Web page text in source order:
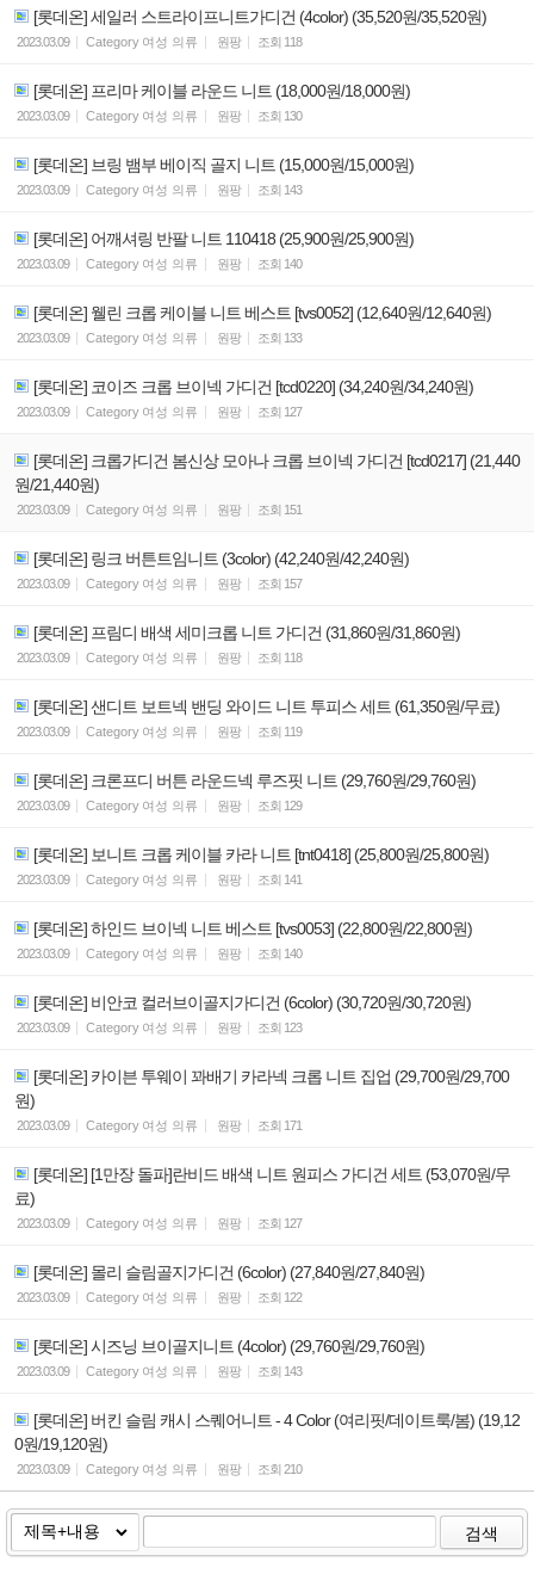
[롯데온] 세일러 스트라이프니트가디건 (4color) (35,520원/35,520원)
2023.03.09 Category 여성 의류 원팡 조회 118
[롯데온] 프리마 케이블 라운드 니트 (18,000원/18,000원)
2023.03.09 Category 여성 의류 원팡 조회 130
[롯데온] 브링 뱀부 베이직 골지 니트 (15,000원/15,000원)
2023.03.09 Category 여성 의류 원팡 조회 143
[롯데온] 어깨셔링 반팔 니트 110418 (25,900원/25,900원)
2023.03.09 Category 여성 의류 원팡 조회 140
[롯데온] 웰린 크롭 케이블 니트 베스트 [tvs0052] (12,640원/12,640원)
2023.03.09 Category 여성 의류 원팡 조회 133
[롯데온] 코이즈 크롭 브이넥 가디건 [tcd0220] (34,240원/34,240원)
2023.03.09 Category 여성 의류 원팡 조회 127
[롯데온] 크롭가디건 봄신상 모아나 크롭 브이넥 가디건 [tcd0217] (21,440
원/21,440원)
2023.03.09 Category 여성 의류 원팡 조회 151
[롯데온] 링크 버튼트임니트 (3color) (42,240원/42,240원)
2023.03.09 Category 여성 의류 원팡 조회 157
[롯데온] 프림디 배색 세미크롭 니트 가디건 (31,860원/31,860원)
2023.03.09 Category 여성 의류 원팡 조회 118
[롯데온] 샌디트 보트넥 밴딩 와이드 니트 투피스 세트 (61,350원/무료)
2023.03.09 Category 여성 의류 원팡 조회 119
[롯데온] 크론프디 버튼 라운드넥 루즈핏 니트 (29,760원/29,760원)
2023.03.09 Category 여성 의류 원팡 조회 129
[롯데온] 보니트 크롭 케이블 카라 니트 [tnt0418] (25,800원/25,800원)
2023.03.09 Category 여성 의류 원팡 조회 141
[롯데온] 하인드 브이넥 니트 베스트 [tvs0053] (22,800원/22,800원)
2023.03.09 Category 여성 의류 원팡 조회 140
[롯데온] 비안코 컬러브이골지가디건 (6color) (30,720원/30,720원)
2023.03.09 Category 여성 의류 원팡 조회 123
[롯데온] 카이븐 투웨이 꽈배기 카라넥 크롭 니트 집업 (29,700원/29,700
원)
2023.03.09 Category 여성 의류 원팡 조회 171
[롯데온] [1만장 돌파]란비드 배색 니트 원피스 가디건 세트 (53,070원/무
료)
2023.03.09 Category 여성 의류 원팡 조회 127
[롯데온] 몰리 슬림골지가디건 (6color) (27,840원/27,840원)
2023.03.09 Category 여성 의류 원팡 조회 122
[롯데온] 시즈닝 브이골지니트 (4color) (29,760원/29,760원)
2023.03.09 Category 여성 의류 원팡 조회 143
[롯데온] 버킨 슬림 캐시 스퀘어니트 - 4 Color (여리핏/데이트룩/봄) (19,12
0원/19,120원)
2023.03.09 Category 여성 의류 원팡 조회 210
검색